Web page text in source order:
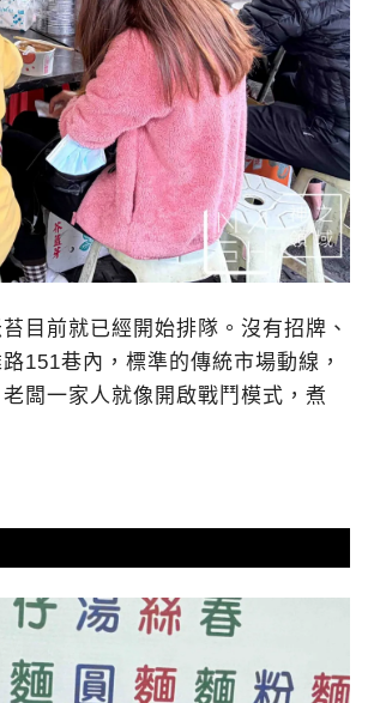
目前就已經開始排隊。沒有招牌、
151巷內，標準的傳統市場動線，
闆一家人就像開啟戰鬥模式，煮